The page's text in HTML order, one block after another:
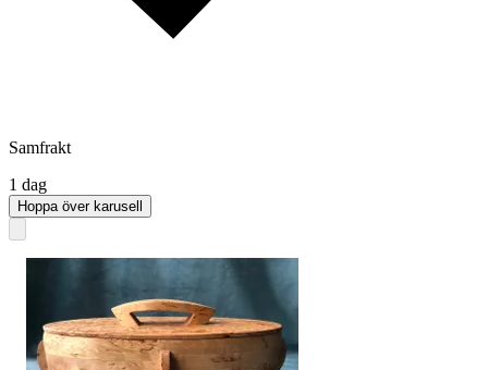
Samfrakt
1 dag
Hoppa över karusell